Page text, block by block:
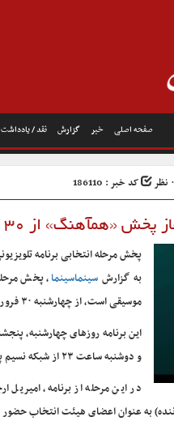
صفحه اصلی خبر گزارش نقد / یادداشت
کد خبر : 186110
پخش «همآهنگ» از ۳۰ فروردین
پخش مرحله انتخابی برنامه تلویزیونی
به گزارش سینماسینما، پخش
موسیقی است، از چهارشنبه ۳۰ فروردین در شبکه‌های افق و نسیم آغاز می‌شود.
و دوشنبه ساعت ۲۳ از شبکه نسیم پخش می‌شود.
در این مرحله از برنامه، امیریل
به عنوان اعضای هیئت انتخاب حضور